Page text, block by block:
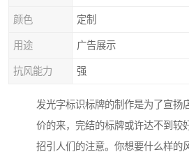
颜色 定制
用途 广告展示
抗风能力 强
发光字标识标牌的制作是为了宣扬
价的来，完结的标牌或许达不到较
招引人们的注意。你想要什么样的